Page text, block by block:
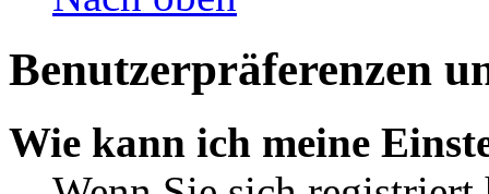
Benutzerpräferenzen
Wie kann ich meine